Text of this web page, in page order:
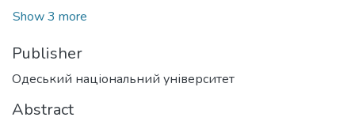
Show 3 more
Publisher
Одеський національний університет
Abstract